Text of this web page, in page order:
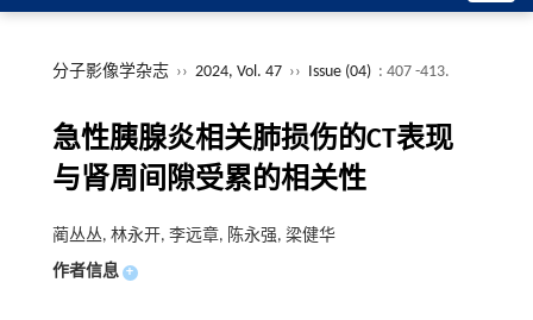
分子影像学杂志 ›› 2024, Vol. 47 ›› Issue (04) : 407 -413.
急性胰腺炎相关肺损伤的CT表现
与肾周间隙受累的相关性
蔺丛丛, 林永开, 李远章, 陈永强, 梁健华
作者信息 +